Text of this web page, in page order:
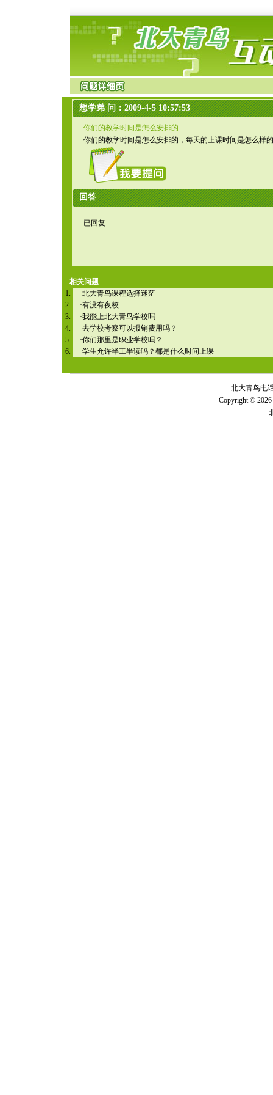
想学弟 问：2009-4-5 10:57:53
你们的教学时间是怎么安排的
你们的教学时间是怎么安排的，每天的上课时间是怎么样的
回答
已回复
相关问题
·北大青鸟课程选择迷茫
·有没有夜校
·我能上北大青鸟学校吗
·去学校考察可以报销费用吗？
·你们那里是职业学校吗？
·学生允许半工半读吗？都是什么时间上课
北大青鸟电
Copyright © 2026